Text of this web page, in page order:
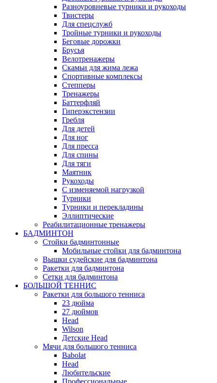
Разноуровневые турники и рукоходы
Твистеры
Для спецслужб
Тройные турники и рукоходы
Беговые дорожки
Брусья
Велотренажеры
Скамьи для жима лежа
Спортивные комплексы
Степперы
Тренажеры
Баттерфляй
Гиперэкстензии
Гребля
Для детей
Для ног
Для пресса
Для спины
Для тяги
Маятник
Рукоходы
С изменяемой нагрузкой
Турники
Турники и перекладины
Эллиптические
Реабилитационные тренажеры
БАДМИНТОН
Стойки бадминтонные
Мобильные стойки для бадминтона
Вышки судейские для бадминтона
Ракетки для бадминтона
Сетки для бадминтона
БОЛЬШОЙ ТЕННИС
Ракетки для большого тенниса
23 дюйма
27 дюймов
Head
Wilson
Детские Head
Мячи для большого тенниса
Babolat
Head
Любительские
Профессиональные